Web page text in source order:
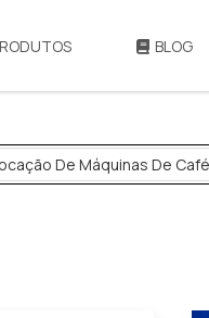
BLOG
De Máquinas De